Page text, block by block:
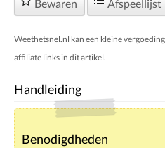
Bewaren Afspeellijst
Weethetsnel.nl kan een kleine
affiliate links in dit artikel.
Handleiding
Benodigdheden